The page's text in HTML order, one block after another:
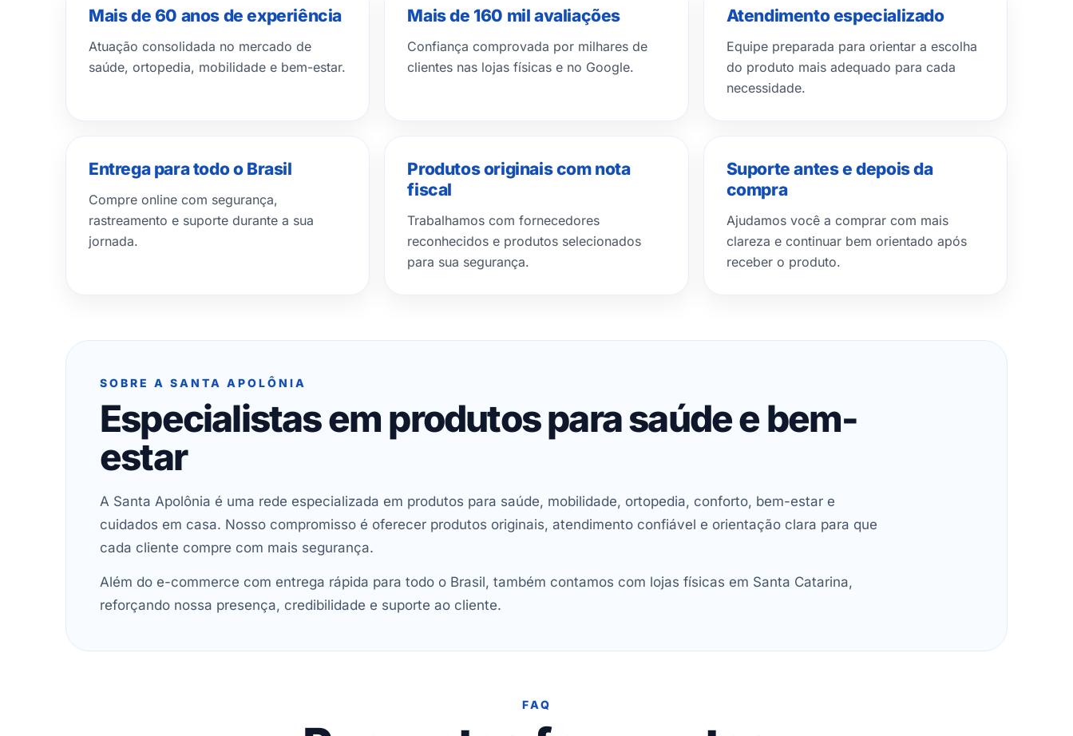
Mais de 60 anos de experiência
Atuação consolidada no mercado de
saúde, ortopedia, mobilidade e bem-estar.
Mais de 160 mil avaliações
Confiança comprovada por milhares de
clientes nas lojas físicas e no Google.
Atendimento especializado
Equipe preparada para orientar a escolha
do produto mais adequado para cada
necessidade.
Entrega para todo o Brasil
Compre online com segurança,
rastreamento e suporte durante a sua
jornada.
Produtos originais com nota
fiscal
Trabalhamos com fornecedores
reconhecidos e produtos selecionados
para sua segurança.
Suporte antes e depois da
compra
Ajudamos você a comprar com mais
clareza e continuar bem orientado após
receber o produto.
SOBRE A SANTA APOLÔNIA
Especialistas em produtos para saúde e bem-
estar
A Santa Apolônia é uma rede especializada em produtos para saúde, mobilidade, ortopedia, conforto, bem-estar e
cuidados em casa. Nosso compromisso é oferecer produtos originais, atendimento confiável e orientação clara para que
cada cliente compre com mais segurança.
Além do e-commerce com entrega rápida para todo o Brasil, também contamos com lojas físicas em Santa Catarina,
reforçando nossa presença, credibilidade e suporte ao cliente.
FAQ